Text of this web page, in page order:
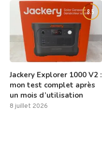
8.5
Jackery Explorer 1000 V2 :
mon test complet après
un mois d’utilisation
8 juillet 2026